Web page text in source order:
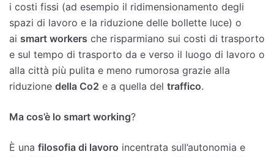
i costi fissi (ad esempio il ridimensionamento degli
spazi di lavoro e la riduzione delle bollette luce) o
ai smart workers che risparmiano sui costi di trasporto
e sul tempo di trasporto da e verso il luogo di lavoro o
alla città più pulita e meno rumorosa grazie alla
riduzione della Co2 e a quella del traffico.
Ma cos’è lo smart working?
È una filosofia di lavoro incentrata sull’autonomia e